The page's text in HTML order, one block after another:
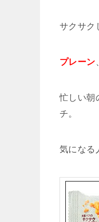
サクサク
プレーン
忙しい朝
チ。
気になる